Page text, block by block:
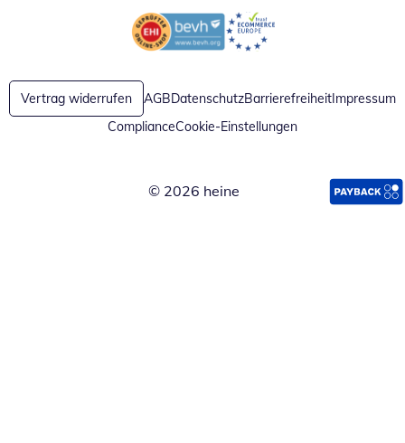
Öffnet in neuem FensterÖffnet in neuem Fenster
Vertrag widerrufen AGBDatenschutzBarrierefreiheitImpressum
ComplianceCookie-Einstellungen
© 2026 heine